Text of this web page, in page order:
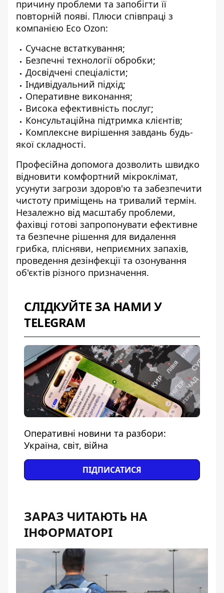
причину проблеми та запобігти її
повторній появі. Плюси співпраці з
компанією Eco Ozon:
Сучасне встаткування;
Безпечні технології обробки;
Досвідчені спеціалісти;
Індивідуальний підхід;
Оперативне виконання;
Висока ефективність послуг;
Консультаційна підтримка клієнтів;
Комплексне вирішення завдань будь-
якої складності.
Професійна допомога дозволить швидко
відновити комфортний мікроклімат,
усунути загрози здоров'ю та забезпечити
чистоту приміщень на тривалий термін.
Незалежно від масштабу проблеми,
фахівці готові запропонувати ефективне
та безпечне рішення для видалення
грибка, плісняви, неприємних запахів,
проведення дезінфекції та озонування
об'єктів різного призначення.
СЛІДКУЙТЕ ЗА НАМИ У
TELEGRAM
Оперативні новини та разбори:
Україна, світ, війна
ПІДПИСАТИСЯ
ЗАРАЗ ЧИТАЮТЬ НА
ІНФОРМАТОРІ